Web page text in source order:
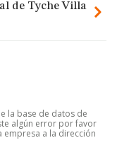
de Tyche Villa
la base de datos de
algún error por favor
a la dirección